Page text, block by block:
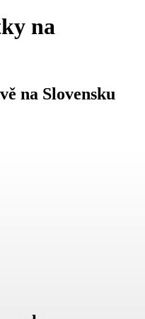
na
na Slovensku